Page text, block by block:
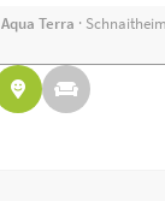
Aqua Terra ·